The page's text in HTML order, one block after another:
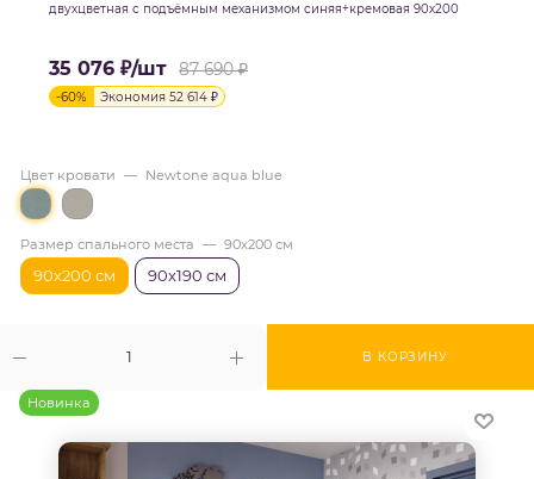
двухцветная с подъёмным механизмом синяя+кремовая 90х200
35 076 ₽/шт 87 690₽
-60% Экономия 52 614 ₽
В КОРЗИНУ
Цвет кровати — Newtone aqua blue
Размер спального места — 90х200 см
90х200 см 90х190 см
Новинка